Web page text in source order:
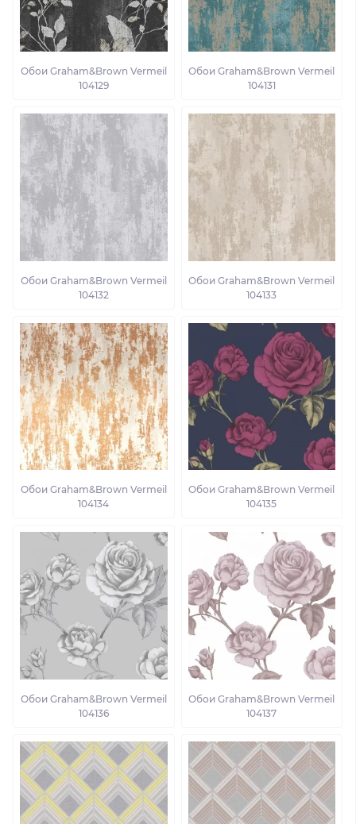
Обои Graham&Brown Vermeil
104129
Обои Graham&Brown Vermeil
104131
Обои Graham&Brown Vermeil
104132
Обои Graham&Brown Vermeil
104133
Обои Graham&Brown Vermeil
104134
Обои Graham&Brown Vermeil
104135
Обои Graham&Brown Vermeil
104136
Обои Graham&Brown Vermeil
104137